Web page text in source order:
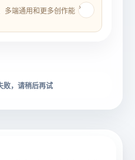
材质贴图
多端通用和更多创作能 ›
败，请稍后再试